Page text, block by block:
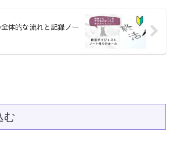
体的な流れと記録ノー
む